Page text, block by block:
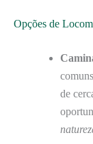
Opções de
de